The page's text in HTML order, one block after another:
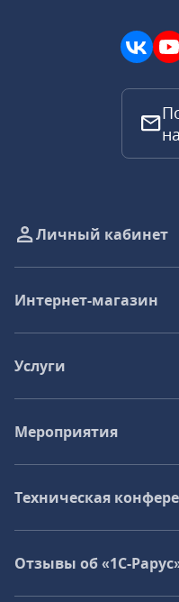
Личный кабинет
Интернет-магазин
Услуги
Мероприятия
Техническая
Отзывы об «1С-